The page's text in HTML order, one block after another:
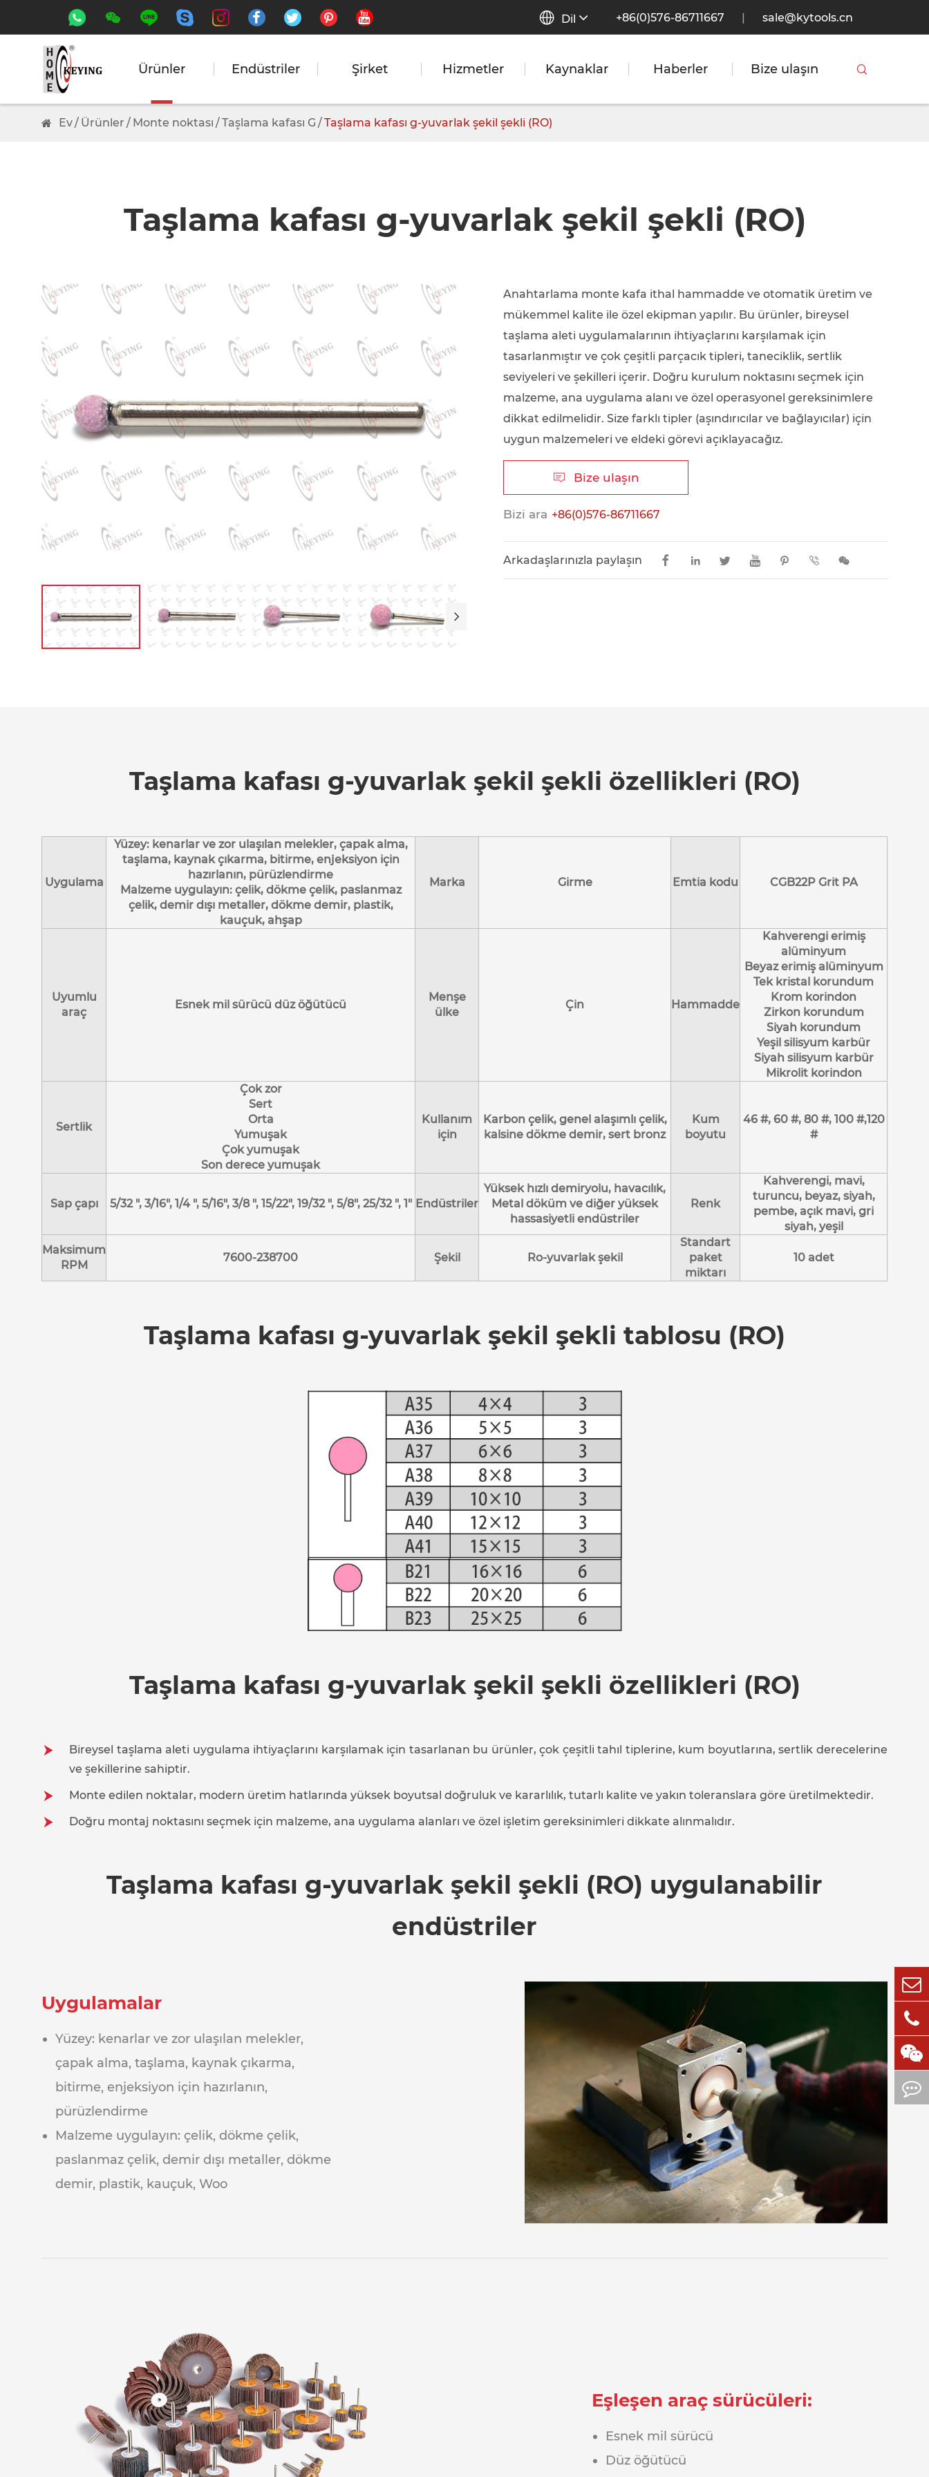
        Dil +86(0)576-86711667 | sale@kytools.cn
Ürünler Endüstriler Şirket Hizmetler Kaynaklar Haberler Bize ulaşın 
Ev Ürünler Monte noktası Taşlama kafası G Taşlama kafası g-yuvarlak şekil şekli (RO)
Taşlama kafası g-yuvarlak şekil şekli (RO)

Anahtarlama monte kafa ithal hammadde ve otomatik üretim ve
mükemmel kalite ile özel ekipman yapılır. Bu ürünler, bireysel
taşlama aleti uygulamalarının ihtiyaçlarını karşılamak için
tasarlanmıştır ve çok çeşitli parçacık tipleri, taneciklik, sertlik
seviyeleri ve şekilleri içerir. Doğru kurulum noktasını seçmek için
malzeme, ana uygulama alanı ve özel operasyonel gereksinimlere
dikkat edilmelidir. Size farklı tipler (aşındırıcılar ve bağlayıcılar) için
uygun malzemeleri ve eldeki görevi açıklayacağız.
 Bize ulaşın
Bizi ara +86(0)576-86711667
Arkadaşlarınızla paylaşın       
Taşlama kafası g-yuvarlak şekil şekli özellikleri (RO)
Uygulama
Yüzey: kenarlar ve zor ulaşılan melekler, çapak alma,
taşlama, kaynak çıkarma, bitirme, enjeksiyon için
hazırlanın, pürüzlendirme
Malzeme uygulayın: çelik, dökme çelik, paslanmaz
çelik, demir dışı metaller, dökme demir, plastik,
kauçuk, ahşap
Marka Girme Emtia kodu CGB22P Grit PA
Uyumlu
araç
Esnek mil sürücü düz öğütücü
Menşe
ülke
Çin Hammadde
Kahverengi erimiş
alüminyum
Beyaz erimiş alüminyum
Tek kristal korundum
Krom korindon
Zirkon korundum
Siyah korundum
Yeşil silisyum karbür
Siyah silisyum karbür
Mikrolit korindon
Sertlik
Çok zor
Sert
Orta
Yumuşak
Çok yumuşak
Son derece yumuşak
Kullanım
için
Karbon çelik, genel alaşımlı çelik,
kalsine dökme demir, sert bronz
Kum
boyutu
46 #, 60 #, 80 #, 100 #,120
#
Sap çapı 5/32 ", 3/16", 1/4 ", 5/16", 3/8 ", 15/22", 19/32 ", 5/8", 25/32 ", 1" Endüstriler
Yüksek hızlı demiryolu, havacılık,
Metal döküm ve diğer yüksek
hassasiyetli endüstriler
Renk
Kahverengi, mavi,
turuncu, beyaz, siyah,
pembe, açık mavi, gri
siyah, yeşil
Maksimum
RPM
7600-238700 Şekil Ro-yuvarlak şekil
Standart
paket
miktarı
10 adet
Taşlama kafası g-yuvarlak şekil şekli tablosu (RO)
Taşlama kafası g-yuvarlak şekil şekli özellikleri (RO)
Bireysel taşlama aleti uygulama ihtiyaçlarını karşılamak için tasarlanan bu ürünler, çok çeşitli tahıl tiplerine, kum boyutlarına, sertlik derecelerine
ve şekillerine sahiptir.
Monte edilen noktalar, modern üretim hatlarında yüksek boyutsal doğruluk ve kararlılık, tutarlı kalite ve yakın toleranslara göre üretilmektedir.
Doğru montaj noktasını seçmek için malzeme, ana uygulama alanları ve özel işletim gereksinimleri dikkate alınmalıdır.
Taşlama kafası g-yuvarlak şekil şekli (RO) uygulanabilir
endüstriler
Uygulamalar
Yüzey: kenarlar ve zor ulaşılan melekler,
çapak alma, taşlama, kaynak çıkarma,
bitirme, enjeksiyon için hazırlanın,
pürüzlendirme
Malzeme uygulayın: çelik, dökme çelik,
paslanmaz çelik, demir dışı metaller, dökme
demir, plastik, kauçuk, Woo
Eşleşen araç sürücüleri:
Esnek mil sürücü
Düz öğütücü